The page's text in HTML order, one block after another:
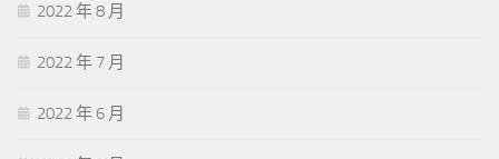
2022 年 8 月
2022 年 7 月
2022 年 6 月